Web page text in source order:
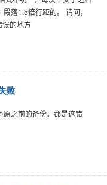
落1.5倍行距的。 请问，
误的地方
败
原之前的备份。都是这错